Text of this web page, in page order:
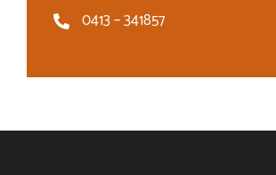
0413 – 341857